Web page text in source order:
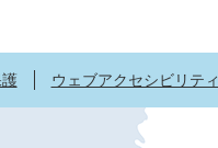
ウェブアクセシビリティ